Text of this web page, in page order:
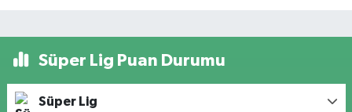
Süper Lig Puan Durumu
Süper Lig